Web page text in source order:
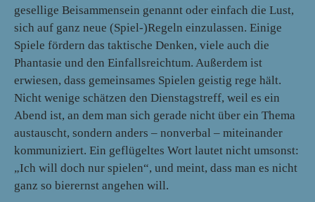
gesellige Beisammensein genannt oder einfach die Lust,
sich auf ganz neue (Spiel-)Regeln einzulassen. Einige
Spiele fördern das taktische Denken, viele auch die
Phantasie und den Einfallsreichtum. Außerdem ist
erwiesen, dass gemeinsames Spielen geistig rege hält.
Nicht wenige schätzen den Dienstagstreff, weil es ein
Abend ist, an dem man sich gerade nicht über ein Thema
austauscht, sondern anders – nonverbal – miteinander
kommuniziert. Ein geflügeltes Wort lautet nicht umsonst:
„Ich will doch nur spielen“, und meint, dass man es nicht
ganz so bierernst angehen will.